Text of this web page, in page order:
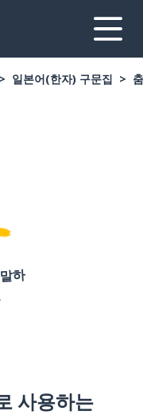
일본어(한자) 구문집
하
사용하는